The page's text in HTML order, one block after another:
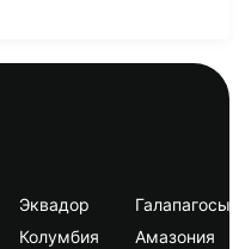
Эквадор
Колумбия
Галапагосы
Амазония